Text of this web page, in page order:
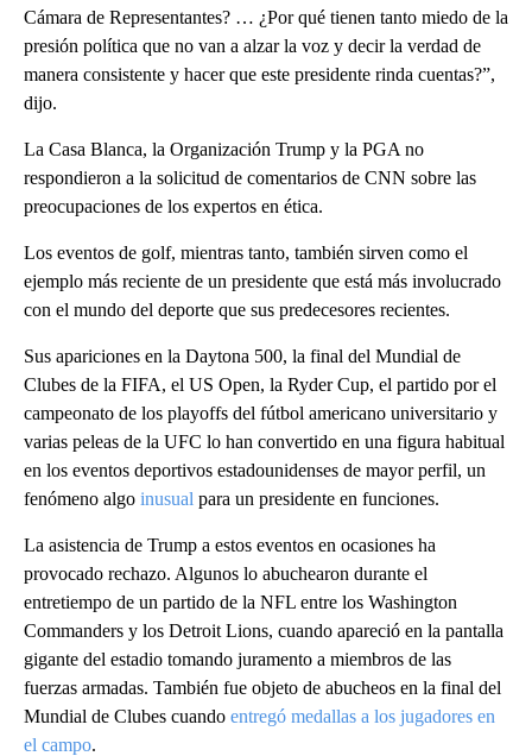
Cámara de Representantes? … ¿Por qué tienen tanto miedo de la
presión política que no van a alzar la voz y decir la verdad de
manera consistente y hacer que este presidente rinda cuentas?”,
dijo.
La Casa Blanca, la Organización Trump y la PGA no
respondieron a la solicitud de comentarios de CNN sobre las
preocupaciones de los expertos en ética.
Los eventos de golf, mientras tanto, también sirven como el
ejemplo más reciente de un presidente que está más involucrado
con el mundo del deporte que sus predecesores recientes.
Sus apariciones en la Daytona 500, la final del Mundial de
Clubes de la FIFA, el US Open, la Ryder Cup, el partido por el
campeonato de los playoffs del fútbol americano universitario y
varias peleas de la UFC lo han convertido en una figura habitual
en los eventos deportivos estadounidenses de mayor perfil, un
fenómeno algo inusual para un presidente en funciones.
La asistencia de Trump a estos eventos en ocasiones ha
provocado rechazo. Algunos lo abuchearon durante el
entretiempo de un partido de la NFL entre los Washington
Commanders y los Detroit Lions, cuando apareció en la pantalla
gigante del estadio tomando juramento a miembros de las
fuerzas armadas. También fue objeto de abucheos en la final del
Mundial de Clubes cuando entregó medallas a los jugadores en
el campo.